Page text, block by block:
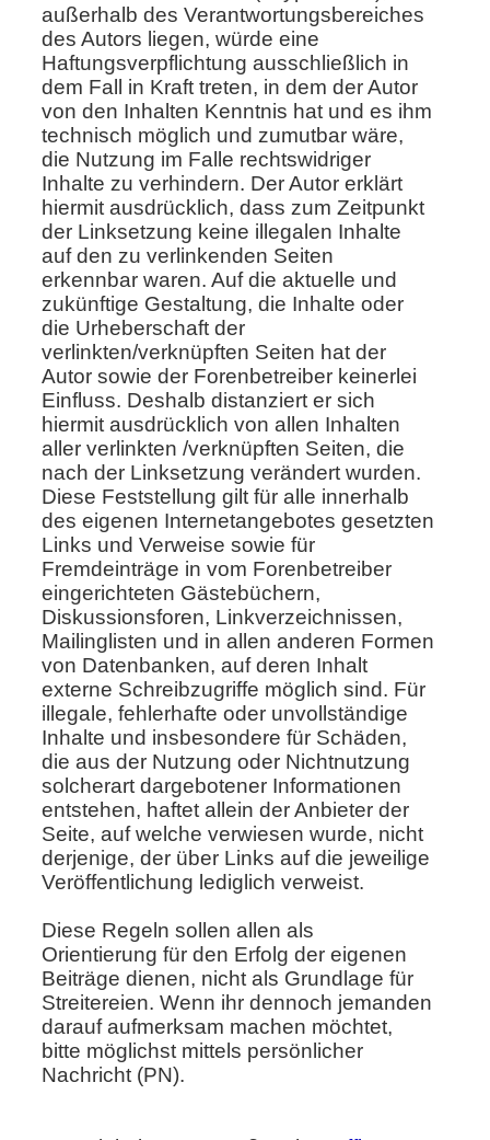
außerhalb des Verantwortungsbereiches
des Autors liegen, würde eine
Haftungsverpflichtung ausschließlich in
dem Fall in Kraft treten, in dem der Autor
von den Inhalten Kenntnis hat und es ihm
technisch möglich und zumutbar wäre,
die Nutzung im Falle rechtswidriger
Inhalte zu verhindern. Der Autor erklärt
hiermit ausdrücklich, dass zum Zeitpunkt
der Linksetzung keine illegalen Inhalte
auf den zu verlinkenden Seiten
erkennbar waren. Auf die aktuelle und
zukünftige Gestaltung, die Inhalte oder
die Urheberschaft der
verlinkten/verknüpften Seiten hat der
Autor sowie der Forenbetreiber keinerlei
Einfluss. Deshalb distanziert er sich
hiermit ausdrücklich von allen Inhalten
aller verlinkten /verknüpften Seiten, die
nach der Linksetzung verändert wurden.
Diese Feststellung gilt für alle innerhalb
des eigenen Internetangebotes gesetzten
Links und Verweise sowie für
Fremdeinträge in vom Forenbetreiber
eingerichteten Gästebüchern,
Diskussionsforen, Linkverzeichnissen,
Mailinglisten und in allen anderen Formen
von Datenbanken, auf deren Inhalt
externe Schreibzugriffe möglich sind. Für
illegale, fehlerhafte oder unvollständige
Inhalte und insbesondere für Schäden,
die aus der Nutzung oder Nichtnutzung
solcherart dargebotener Informationen
entstehen, haftet allein der Anbieter der
Seite, auf welche verwiesen wurde, nicht
derjenige, der über Links auf die jeweilige
Veröffentlichung lediglich verweist.
Diese Regeln sollen allen als
Orientierung für den Erfolg der eigenen
Beiträge dienen, nicht als Grundlage für
Streitereien. Wenn ihr dennoch jemanden
darauf aufmerksam machen möchtet,
bitte möglichst mittels persönlicher
Nachricht (PN).